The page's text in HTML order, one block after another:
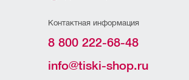
Контактная информация
8 800 222-68-48
info@tiski-shop.ru